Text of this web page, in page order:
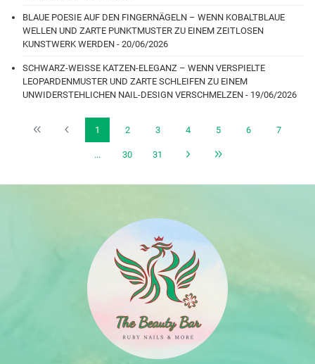
BLAUE POESIE AUF DEN FINGERNÄGELN – WENN KOBALTBLAUE
WELLEN UND ZARTE PUNKTMUSTER ZU EINEM ZEITLOSEN
KUNSTWERK WERDEN - 20/06/2026
SCHWARZ-WEISSE KATZEN-ELEGANZ – WENN VERSPIELTE
LEOPARDENMUSTER UND ZARTE SCHLEIFEN ZU EINEM
UNWIDERSTEHLICHEN NAIL-DESIGN VERSCHMELZEN - 19/06/2026
1 2 3 4 5 6 7
... 30 31